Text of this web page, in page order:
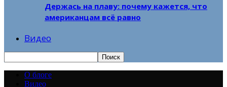
Держась на плаву: почему кажется, что
американцам всё равно
Видео
О блоге
Видео